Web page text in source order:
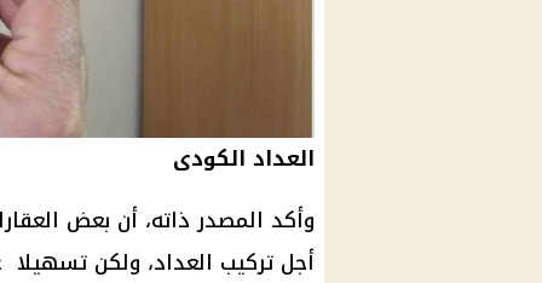
العداد الكودى
وأكد المصدر ذاته، أن بعض
أجل تركيب العداد، ولكن تسهيلا